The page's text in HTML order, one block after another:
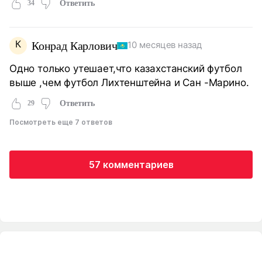
34 Ответить
К Конрад Карлович 10 месяцев назад
Одно только утешает,что казахстанский футбол
выше ,чем футбол Лихтенштейна и Сан -Марино.
29 Ответить
Посмотреть еще 7 ответов
57 комментариев